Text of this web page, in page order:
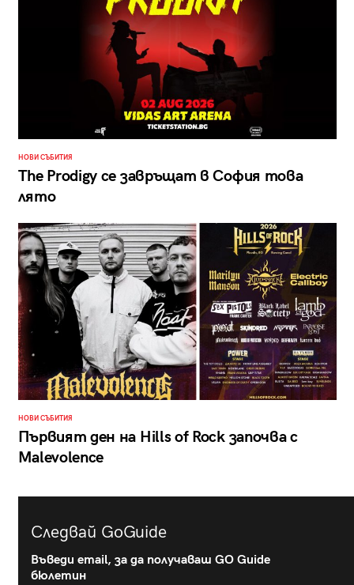
НОВИ СЪБИТИЯ
The Prodigy се завръщат в София това
лято
НОВИ СЪБИТИЯ
Първият ден на Hills of Rock започва с
Malevolence
Следвай GoGuide
Въведи email, за да получаваш GO Guide
бюлетин